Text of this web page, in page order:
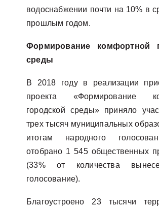
водоснабжении почти на 10% в
прошлым годом.
Формирование комфортной
среды
В 2018 году в реализации
проекта «Формирование
городской среды» приняло
трех тысяч муниципальных
итогам народного
отобрано 1 545 общественных
(33% от количества
голосование).
Благоустроено 23 тысячи